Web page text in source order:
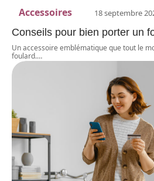
Accessoires 18 septembre
Conseils pour bien porter un
Un accessoire emblématique que tout le
foulard.…